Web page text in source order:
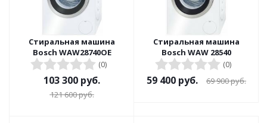
Стиральная машина
Bosch WAW28740OE
(0)
103 300 руб.
121 600руб.
Стиральная машина
Bosch WAW 28540
(0)
59 400 руб. 69 900руб.